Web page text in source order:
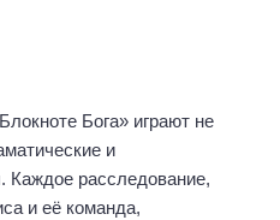
Бога» играют не
и
Каждое расследование,
и её команда,